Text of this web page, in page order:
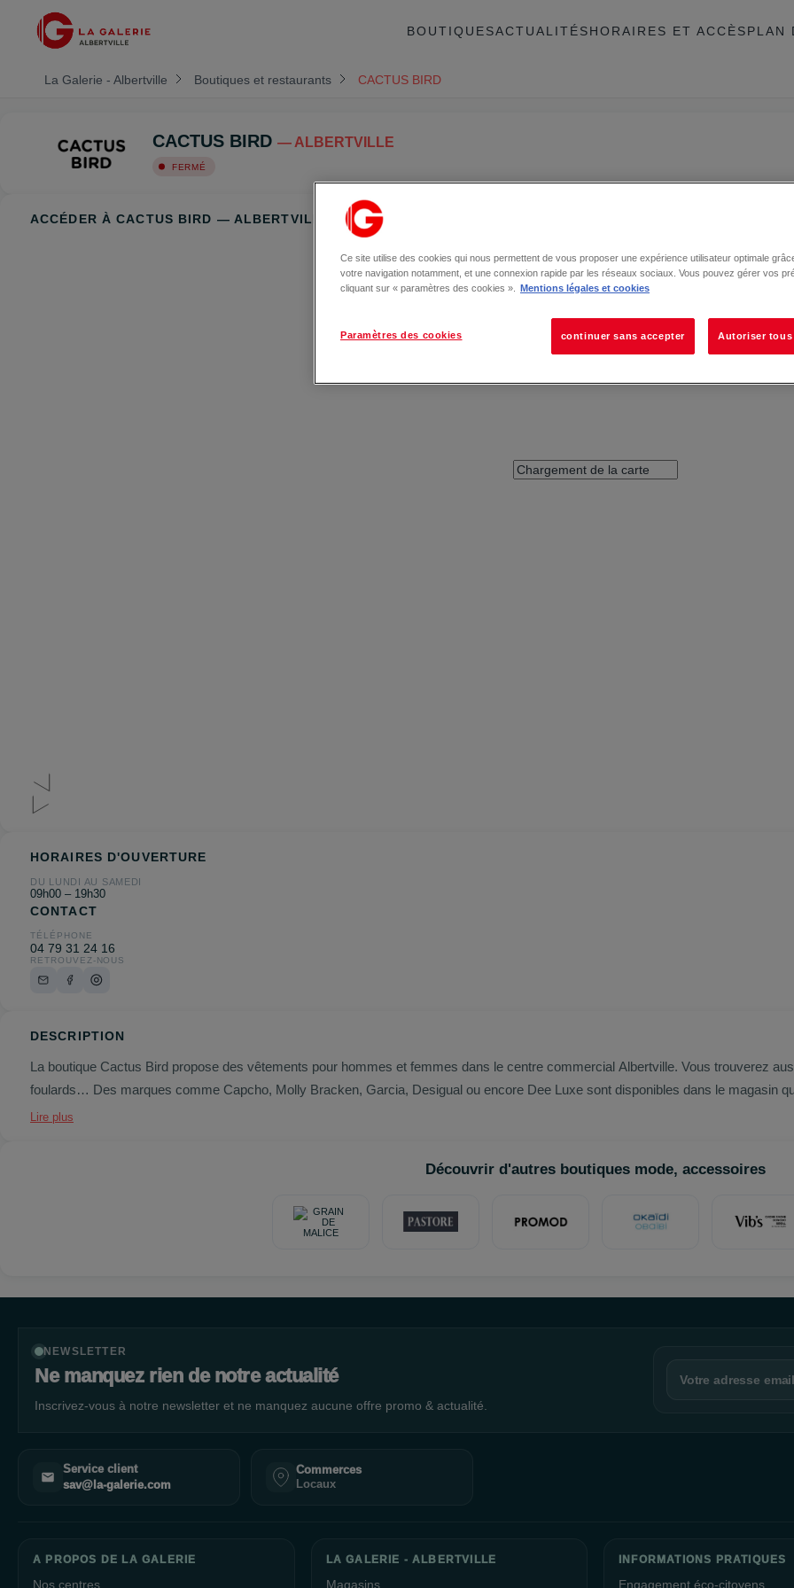
BOUTIQUESACTUALITÉSHORAIRES ET ACCÈSPLAN
La Galerie - Albertville Boutiques et restaurants CACTUS BIRD
CACTUS BIRD — ALBERTVILLE
FERMÉ
ACCÉDER À CACTUS BIRD — ALBERTVILLE
HORAIRES D'OUVERTURE
DU LUNDI AU SAMEDI
09h00 – 19h30
CONTACT
TÉLÉPHONE
04 79 31 24 16
RETROUVEZ-NOUS
DESCRIPTION
La boutique Cactus Bird propose des vêtements pour hommes et femmes dans le centre commercial Albertville. Vous trouverez
foulards… Des marques comme Capcho, Molly Bracken, Garcia, Desigual ou encore Dee Luxe sont disponibles dans le magasin
Lire plus
Découvrir d'autres boutiques mode, accessoires
NEWSLETTER
Ne manquez rien de notre actualité
Inscrivez-vous à notre newsletter et ne manquez aucune offre promo & actualité.
Service client
sav@la-galerie.com
Commerces
Locaux
A PROPOS DE LA GALERIE
Nos centres
LA GALERIE - ALBERTVILLE
Magasins
INFORMATIONS PRATIQUES
Engagement éco-citoyens
Ce site utilise des cookies qui nous permettent de vous proposer une expérience utilisateur optimale
votre navigation notamment, et une connexion rapide par les réseaux sociaux. Vous pouvez gérer vos
cliquant sur « paramètres des cookies ».
Mentions légales et cookies
Paramètres des cookies continuer sans accepter Autoriser